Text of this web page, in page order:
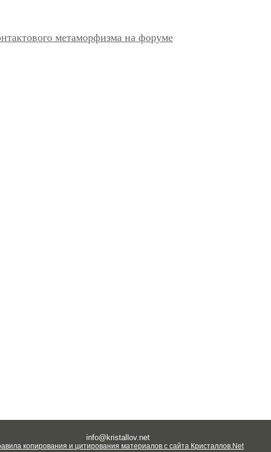
метаморфизма на форуме
info@kristallov.net
копирования и цитирования материалов с сайта Кристаллов.Net